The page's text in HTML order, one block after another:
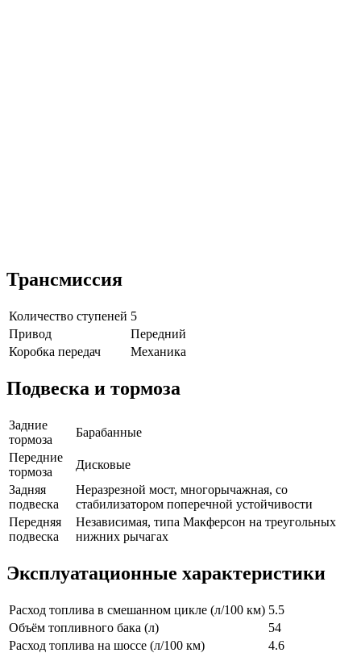
Трансмиссия
Количество ступеней 5
Привод
Передний
Коробка передач
Механика
Подвеска и тормоза
Задние
тормоза
Барабанные
Передние
тормоза
Дисковые
Задняя
подвеска
Неразрезной мост, многорычажная, со
стабилизатором поперечной устойчивости
Передняя
подвеска
Независимая, типа Макферсон на треугольных
нижних рычагах
Эксплуатационные характеристики
Расход топлива в смешанном цикле (л/100 км) 5.5
Объём топливного бака (л)
54
Расход топлива на шоссе (л/100 км)
4.6